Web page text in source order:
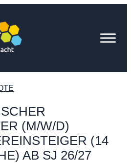
(M/W/D)
(14
AB SJ 26/27